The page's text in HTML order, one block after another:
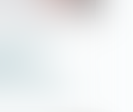
au
de la
le maître